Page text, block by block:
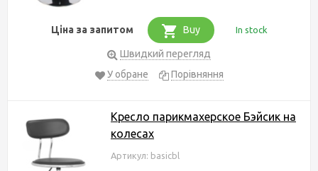
Ціна за запитом Buy In stock
Швидкий перегляд
У обране
Порівняння
Кресло парикмахерское Бэйсик на
колесах
Артикул: basicbl